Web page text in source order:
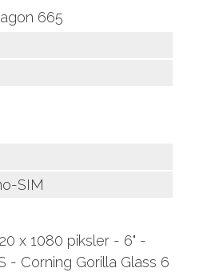
665
SIM
x 1080 piksler - 6" -
- Corning Gorilla Glass 6